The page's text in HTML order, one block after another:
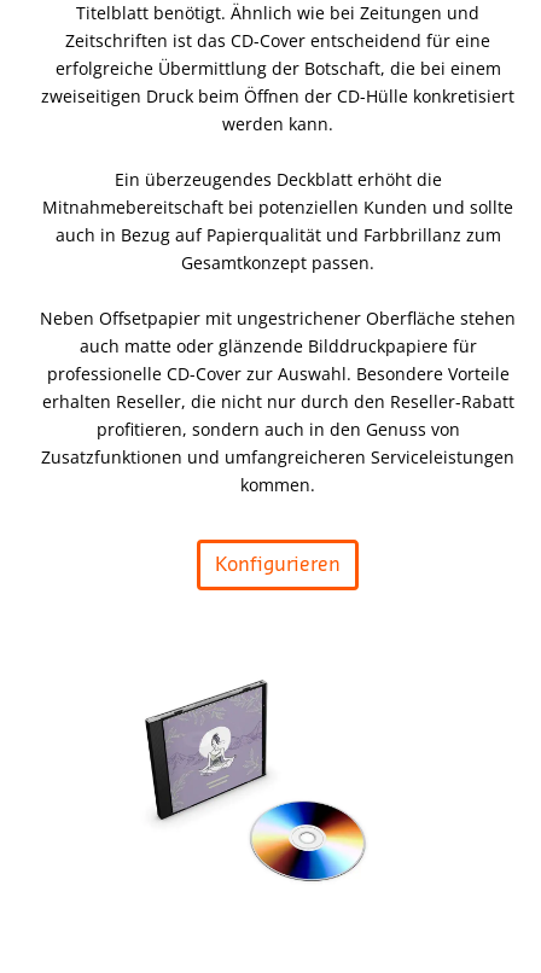
Titelblatt benötigt. Ähnlich wie bei Zeitungen und
Zeitschriften ist das CD-Cover entscheidend für eine
erfolgreiche Übermittlung der Botschaft, die bei einem
zweiseitigen Druck beim Öffnen der CD-Hülle konkretisiert
werden kann.
Ein überzeugendes Deckblatt erhöht die
Mitnahmebereitschaft bei potenziellen Kunden und sollte
auch in Bezug auf Papierqualität und Farbbrillanz zum
Gesamtkonzept passen.
Neben Offsetpapier mit ungestrichener Oberfläche stehen
auch matte oder glänzende Bilddruckpapiere für
professionelle CD-Cover zur Auswahl. Besondere Vorteile
erhalten Reseller, die nicht nur durch den Reseller-Rabatt
profitieren, sondern auch in den Genuss von
Zusatzfunktionen und umfangreicheren Serviceleistungen
kommen.
Konfigurieren